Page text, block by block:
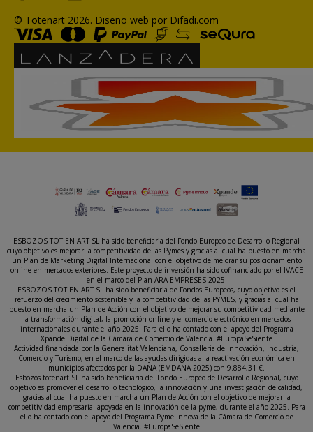
© Totenart 2026. Diseño web por Difadi.com
ESBOZOS TOT EN ART SL ha sido beneficiaria del Fondo Europeo de Desarrollo Regional
cuyo objetivo es mejorar la competitividad de las Pymes y gracias al cual ha puesto en marcha
un Plan de Marketing Digital Internacional con el objetivo de mejorar su posicionamiento
online en mercados exteriores. Este proyecto de inversión ha sido cofinanciado por el IVACE
en el marco del Plan ARA EMPRESES 2025.
ESBOZOS TOT EN ART SL ha sido beneficiaria de Fondos Europeos, cuyo objetivo es el
refuerzo del crecimiento sostenible y la competitividad de las PYMES, y gracias al cual ha
puesto en marcha un Plan de Acción con el objetivo de mejorar su competitividad mediante
la transformación digital, la promoción online y el comercio electrónico en mercados
internacionales durante el año 2025. Para ello ha contado con el apoyo del Programa
Xpande Digital de la Cámara de Comercio de Valencia. #EuropaSeSiente
Actividad financiada por la Generalitat Valenciana, Conselleria de Innovación, Industria,
Comercio y Turismo, en el marco de las ayudas dirigidas a la reactivación económica en
municipios afectados por la DANA (EMDANA 2025) con 9.884,31 €.
Esbozos totenart SL ha sido beneficiaria del Fondo Europeo de Desarrollo Regional, cuyo
objetivo es promover el desarrollo tecnológico, la innovación y una investigación de calidad,
gracias al cual ha puesto en marcha un Plan de Acción con el objetivo de mejorar la
competitividad empresarial apoyada en la innovación de la pyme, durante el año 2025. Para
ello ha contado con el apoyo del Programa Pyme Innova de la Cámara de Comercio de
Valencia. #EuropaSeSiente